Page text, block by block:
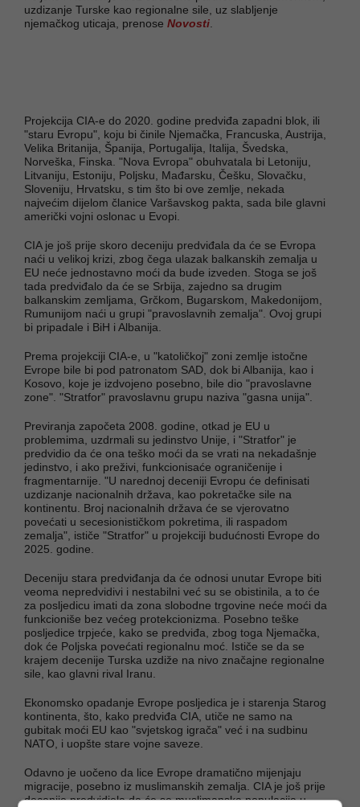
uzdizanje Turske kao regionalne sile, uz slabljenje
njemačkog uticaja, prenose Novosti
Projekcija CIA-e do 2020. godine predviđa zapadni blok, ili
"staru Evropu", koju bi činile Njemačka, Francuska, Austrija,
Velika Britanija, Španija, Portugalija, Italija, Švedska,
Norveška, Finska. "Nova Evropa" obuhvatala bi Letoniju,
Litvaniju, Estoniju, Poljsku, Mađarsku, Češku, Slovačku,
Sloveniju, Hrvatsku, s tim što bi ove zemlje, nekada
najvećim dijelom članice Varšavskog pakta, sada bile glavni
američki vojni oslonac u Evopi.
CIA je još prije skoro deceniju predviđala da će se Evropa
naći u velikoj krizi, zbog čega ulazak balkanskih zemalja u
EU neće jednostavno moći da bude izveden. Stoga se još
tada predviđalo da će se Srbija, zajedno sa drugim
balkanskim zemljama, Grčkom, Bugarskom, Makedonijom,
Rumunijom naći u grupi "pravoslavnih zemalja". Ovoj grupi
bi pripadale i BiH i Albanija.
Prema projekciji CIA-e, u "katoličkoj" zoni zemlje istočne
Evrope bile bi pod patronatom SAD, dok bi Albanija, kao i
Kosovo, koje je izdvojeno posebno, bile dio "pravoslavne
zone". "Stratfor" pravoslavnu grupu naziva "gasna unija".
Previranja započeta 2008. godine, otkad je EU u
problemima, uzdrmali su jedinstvo Unije, i "Stratfor" je
predvidio da će ona teško moći da se vrati na nekadašnje
jedinstvo, i ako preživi, funkcionisaće ograničenije i
fragmentarnije. "U narednoj deceniji Evropu će definisati
uzdizanje nacionalnih država, kao pokretačke sile na
kontinentu. Broj nacionalnih država će se vjerovatno
povećati u secesionističkom pokretima, ili raspadom
zemalja", ističe "Stratfor" u projekciji budućnosti Evrope do
2025. godine.
Deceniju stara predviđanja da će odnosi unutar Evrope biti
veoma nepredvidivi i nestabilni već su se obistinila, a to će
za posljedicu imati da zona slobodne trgovine neće moći da
funkcioniše bez većeg protekcionizma. Posebno teške
posljedice trpjeće, kako se predviđa, zbog toga Njemačka,
dok će Poljska povećati regionalnu moć. Ističe se da se
krajem decenije Turska uzdiže na nivo značajne regionalne
sile, kao glavni rival Iranu.
Ekonomsko opadanje Evrope posljedica je i starenja Starog
kontinenta, što, kako predviđa CIA, utiče ne samo na
gubitak moći EU kao "svjetskog igrača" već i na sudbinu
NATO, i uopšte stare vojne saveze.
Odavno je uočeno da lice Evrope dramatično mijenjaju
migracije, posebno iz muslimanskih zemalja. CIA je još prije
decenije predvidjela da će se muslimanska populacija u